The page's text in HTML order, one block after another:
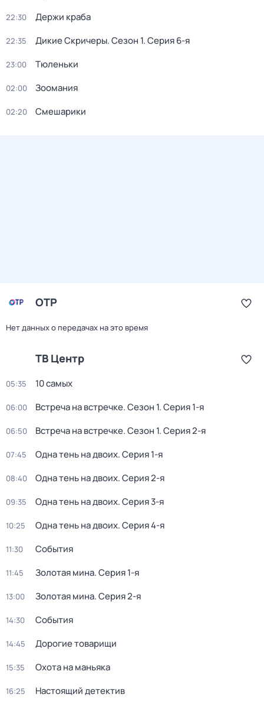
22:30 Держи краба
22:35 Дикие Скричеры. Сезон 1. Серия 6-я
23:00 Тюленьки
02:00 Зоомания
02:20 Смешарики
ОТР
Нет данных о передачах на это время
ТВ Центр
05:35 10 самых
06:00 Встреча на встречке. Сезон 1. Серия 1-я
06:50 Встреча на встречке. Сезон 1. Серия 2-я
07:45 Одна тень на двоих. Серия 1-я
08:40 Одна тень на двоих. Серия 2-я
09:35 Одна тень на двоих. Серия 3-я
10:25 Одна тень на двоих. Серия 4-я
11:30 События
11:45 Золотая мина. Серия 1-я
13:00 Золотая мина. Серия 2-я
14:30 События
14:45 Дорогие товарищи
15:35 Охота на маньяка
16:25 Настоящий детектив